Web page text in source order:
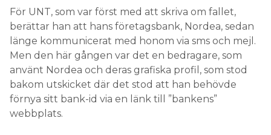
För UNT, som var först med att skriva om fallet,
berättar han att hans företagsbank, Nordea, sedan
länge kommunicerat med honom via sms och mejl.
Men den här gången var det en bedragare, som
använt Nordea och deras grafiska profil, som stod
bakom utskicket där det stod att han behövde
förnya sitt bank-id via en länk till ”bankens”
webbplats.